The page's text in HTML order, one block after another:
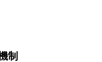
制